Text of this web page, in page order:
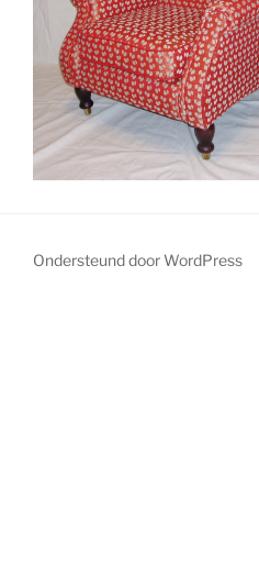
Ondersteund door WordPress